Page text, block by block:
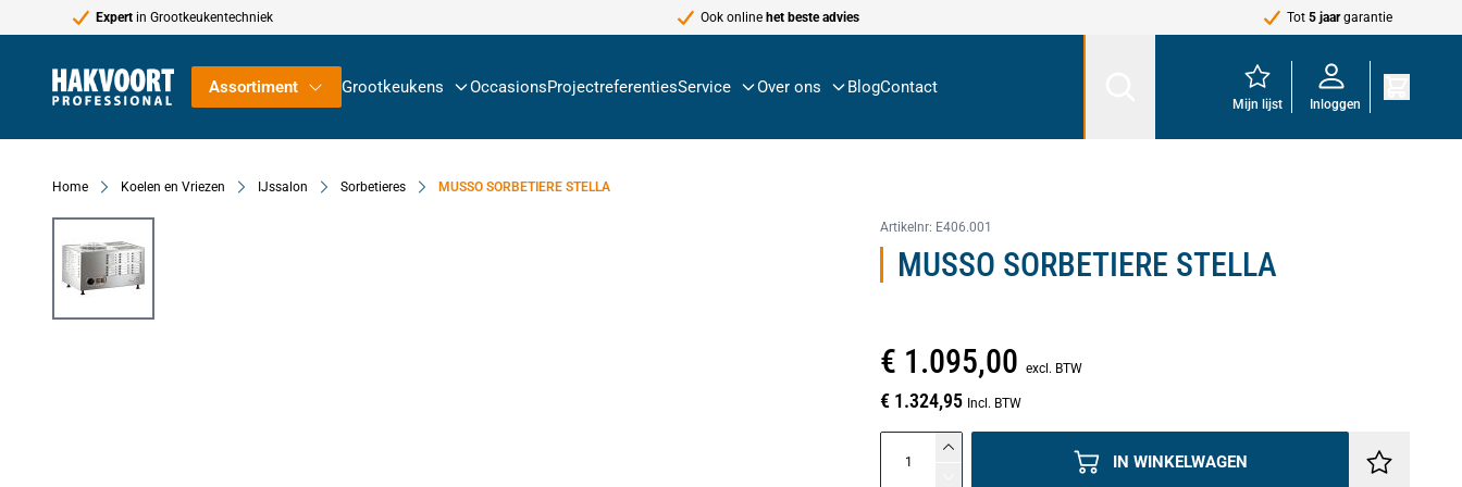
Expert in Grootkeukentechniek Ook online het beste advies Tot 5 jaargarantie
Assortiment Grootkeukens OccasionsProjectreferentiesService Over ons BlogContact
Mijn lijst Inloggen
Home Koelen en Vriezen IJssalon Sorbetieres MUSSO SORBETIERE STELLA
Artikelnr: E406.001
MUSSO SORBETIERE STELLA
€ 1.095,00 excl. BTW
€ 1.324,95 Incl. BTW
IN WINKELWAGEN